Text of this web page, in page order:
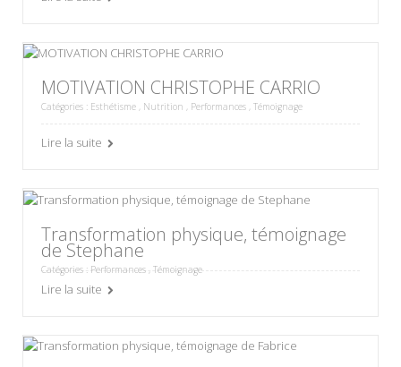
MOTIVATION CHRISTOPHE CARRIO
Catégories : Esthétisme Nutrition Performances Témoignage
Lire la suite
Transformation physique, témoignage
de Stephane
Catégories : Performances , Témoignage
Lire la suite